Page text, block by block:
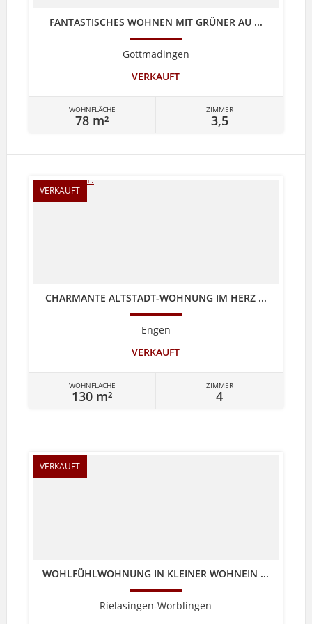
FANTASTISCHES WOHNEN MIT GRÜNER AU ...
Gottmadingen
VERKAUFT
WOHNFLÄCHE
78 m²
ZIMMER
3,5
VERKAUFT
CHARMANTE ALTSTADT-WOHNUNG IM HERZ ...
Engen
VERKAUFT
WOHNFLÄCHE
130 m²
ZIMMER
4
VERKAUFT
WOHLFÜHLWOHNUNG IN KLEINER WOHNEIN ...
Rielasingen-Worblingen